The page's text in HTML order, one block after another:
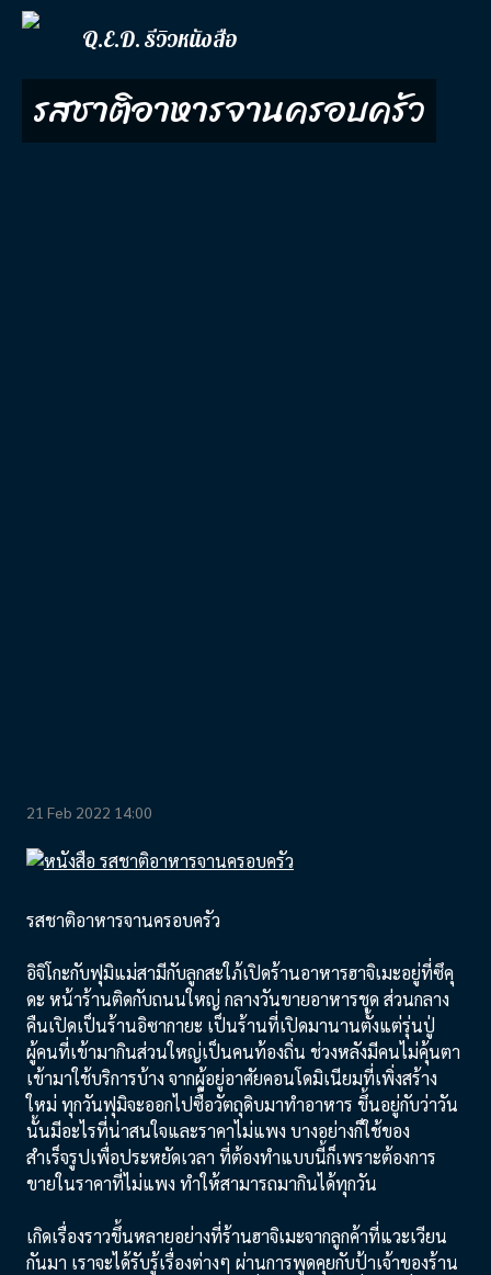
Q.E.D. รีวิวหนังสือ
รสชาติอาหารจานครอบครัว
21 Feb 2022 14:00
รสชาติอาหารจานครอบครัว
อิจิโกะกับฟุมิแม่สามีกับลูกสะใภ้เปิดร้านอาหารฮาจิเมะอยู่ที่ซึคุ
ดะ หน้าร้านติดกับถนนใหญ่ กลางวันขายอาหารชุด ส่วนกลาง
คืนเปิดเป็นร้านอิซากายะ เป็นร้านที่เปิดมานานตั้งแต่รุ่นปู่
ผู้คนที่เข้ามากินส่วนใหญ่เป็นคนท้องถิ่น ช่วงหลังมีคนไม่คุ้นตา
เข้ามาใช้บริการบ้าง จากผู้อยู่อาศัยคอนโดมิเนียมที่เพิ่งสร้าง
ใหม่ ทุกวันฟุมิจะออกไปซื้อวัตถุดิบมาทำอาหาร ขึ้นอยู่กับว่าวัน
นั้นมีอะไรที่น่าสนใจและราคาไม่แพง บางอย่างก็ใช้ของ
สำเร็จรูปเพื่อประหยัดเวลา ที่ต้องทำแบบนี้ก็เพราะต้องการ
ขายในราคาที่ไม่แพง ทำให้สามารถมากินได้ทุกวัน
เกิดเรื่องราวขึ้นหลายอย่างที่ร้านฮาจิเมะจากลูกค้าที่แวะเวียน
กันมา เราจะได้รับรู้เรื่องต่างๆ ผ่านการพูดคุยกับป้าเจ้าของร้าน